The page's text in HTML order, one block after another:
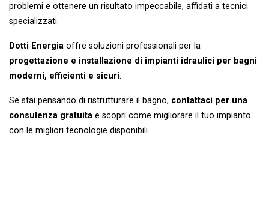
problemi e ottenere un risultato impeccabile, affidati a tecnici
specializzati.
Dotti Energia offre soluzioni professionali per la
progettazione e installazione di impianti idraulici per bagni
moderni, efficienti e sicuri.
Se stai pensando di ristrutturare il bagno, contattaci per una
consulenza gratuita e scopri come migliorare il tuo impianto
con le migliori tecnologie disponibili.